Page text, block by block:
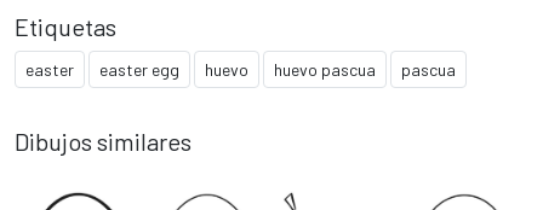
Etiquetas
easter easter egg huevo huevo pascua pascua
Dibujos similares